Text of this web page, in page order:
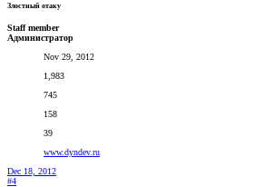
Злостный отаку
Staff member
Администратор
Nov 29, 2012
1,983
745
158
39
www.dyndev.ru
Dec 18, 2012
#4